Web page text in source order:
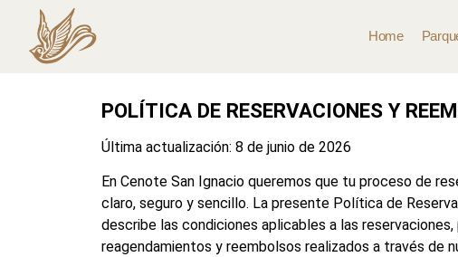
Home
POLÍTICA DE RESERVACIONES Y
Última actualización: 8 de junio de 2026
En Cenote San Ignacio queremos que tu proceso de
claro, seguro y sencillo. La presente Política de
describe las condiciones aplicables a las
reagendamientos y reembolsos realizados a través de